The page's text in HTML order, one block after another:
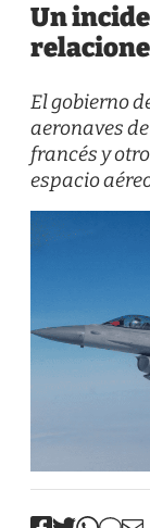
Un
El gobierno
aeronaves
francés y
espacio